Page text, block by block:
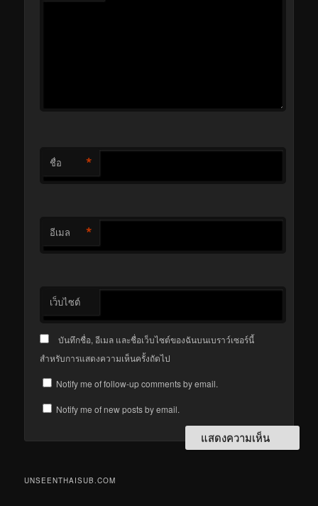
ชื่อ *
อีเมล *
เว็บไซต์
บันทึกชื่อ, อีเมล และชื่อเว็บไซต์ของฉันบนเบราว์เซอร์นี้
สำหรับการแสดงความเห็นครั้งถัดไป
Notify me of follow-up comments by email.
Notify me of new posts by email.
UNSEENTHAISUB.COM